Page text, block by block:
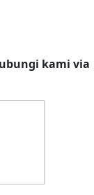
kami via